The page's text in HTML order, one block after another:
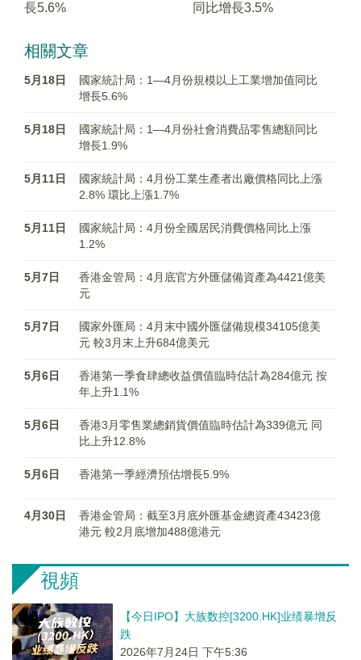
長5.6%
同比增長3.5%
相關文章
5月18日
國家統計局：1—4月份規模以上工業增加值同比
增長5.6%
5月18日
國家統計局：1—4月份社會消費品零售總額同比
增長1.9%
5月11日
國家統計局：4月份工業生產者出廠價格同比上漲
2.8% 環比上漲1.7%
5月11日
國家統計局：4月份全國居民消費價格同比上漲
1.2%
5月7日
香港金管局：4月底官方外匯儲備資產為4421億美
元
5月7日
國家外匯局：4月末中國外匯儲備規模34105億美
元 較3月末上升684億美元
5月6日
香港第一季食肆總收益價值臨時估計為284億元 按
年上升1.1%
5月6日
​香港3月零售業總銷貨價值臨時估計為339億元 同
比上升12.8%
5月6日 香港第一季經濟預估增長5.9%
4月30日
香港金管局：截至3月底外匯基金總資產43423億
港元 較2月底增加488億港元
視頻
【今日IPO】大族数控[3200.HK]业绩暴增反
跌
2026年7月24日 下午5:36